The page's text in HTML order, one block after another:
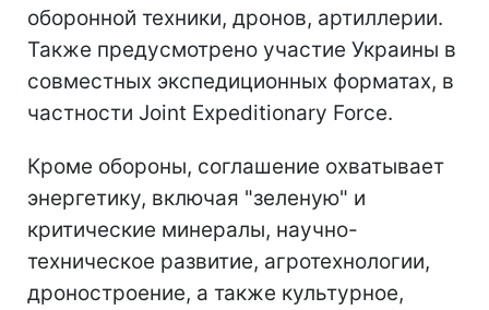
оборонной техники, дронов, артиллерии.
Также предусмотрено участие Украины в
совместных экспедиционных форматах, в
частности Joint Expeditionary Force.
Кроме обороны, соглашение охватывает
энергетику, включая "зеленую" и
критические минералы, научно-
техническое развитие, агротехнологии,
дроностроение, а также культурное,